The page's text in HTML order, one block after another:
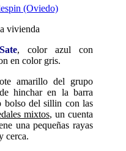
(Oviedo)
vivienda
, color azul con
en color gris.
amarillo del grupo
hinchar en la barra
bolso del sillin con las
mixtos, un cuenta
una pequeñas rayas
cerca.